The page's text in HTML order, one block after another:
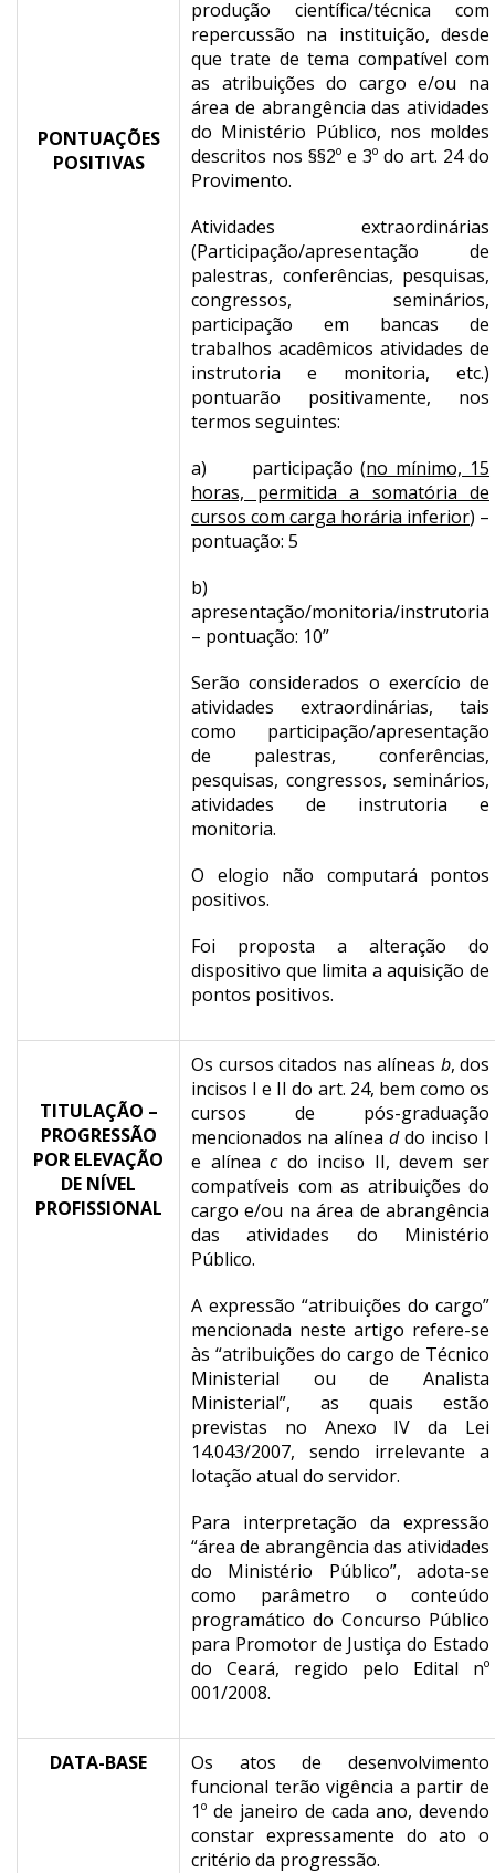
PONTUAÇÕES
POSITIVAS
produção científica/técnica com
repercussão na instituição, desde
que trate de tema compatível com
as atribuições do cargo e/ou na
área de abrangência das atividades
do Ministério Público, nos moldes
descritos nos §§2º e 3º do art. 24 do
Provimento.
Atividades extraordinárias
(Participação/apresentação de
palestras, conferências, pesquisas,
congressos, seminários,
participação em bancas de
trabalhos acadêmicos atividades de
instrutoria e monitoria, etc.)
pontuarão positivamente, nos
termos seguintes:
a) participação (no mínimo, 15
horas, permitida a somatória de
cursos com carga horária inferior) –
pontuação: 5
b)
apresentação/monitoria/instrutoria
– pontuação: 10”
Serão considerados o exercício de
atividades extraordinárias, tais
como participação/apresentação
de palestras, conferências,
pesquisas, congressos, seminários,
atividades de instrutoria e
monitoria.
O elogio não computará pontos
positivos.
Foi proposta a alteração do
dispositivo que limita a aquisição de
pontos positivos.
TITULAÇÃO –
PROGRESSÃO
POR ELEVAÇÃO
DE NÍVEL
PROFISSIONAL
Os cursos citados nas alíneas b, dos
incisos I e II do art. 24, bem como os
cursos de pós-graduação
mencionados na alínea ddo inciso I
e alíneacdo inciso II, devem ser
compatíveis com as atribuições do
cargo e/ou na área de abrangência
das atividades do Ministério
Público.
A expressão “atribuições do cargo”
mencionada neste artigo refere-se
às “atribuições do cargo de Técnico
Ministerial ou de Analista
Ministerial”, as quais estão
previstas no Anexo IV da Lei
14.043/2007, sendo irrelevante a
lotação atual do servidor.
Para interpretação da expressão
“área de abrangência das atividades
do Ministério Público”, adota-se
como parâmetro o conteúdo
programático do Concurso Público
para Promotor de Justiça do Estado
do Ceará, regido pelo Edital nº
001/2008.
DATA-BASE
Os atos de desenvolvimento
funcional terão vigência a partir de
1º de janeiro de cada ano, devendo
constar expressamente do ato o
critério da progressão.